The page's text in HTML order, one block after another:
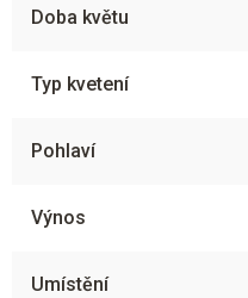
Doba květu
Typ kvetení
Pohlaví
Výnos
Umístění